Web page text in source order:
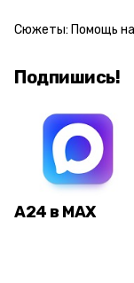
Сюжеты: Помощь
Подпишись!
А24 в MAX